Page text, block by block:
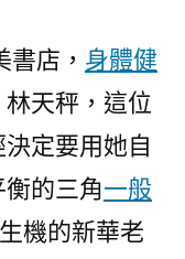
店， 身體健
天秤，這位
定要用她自
的三角一般
機的新華老